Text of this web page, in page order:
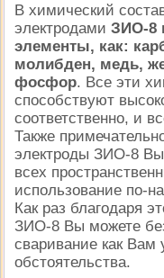
В химический
электродами ЗИО-8
элементы, как:
молибден, медь,
фосфор. Все эти
способствуют
соответственно, и
Также
электроды ЗИО-8
всех
использование по-
Как раз благодаря
ЗИО-8 Вы можете
сваривание как Вам
обстоятельства.